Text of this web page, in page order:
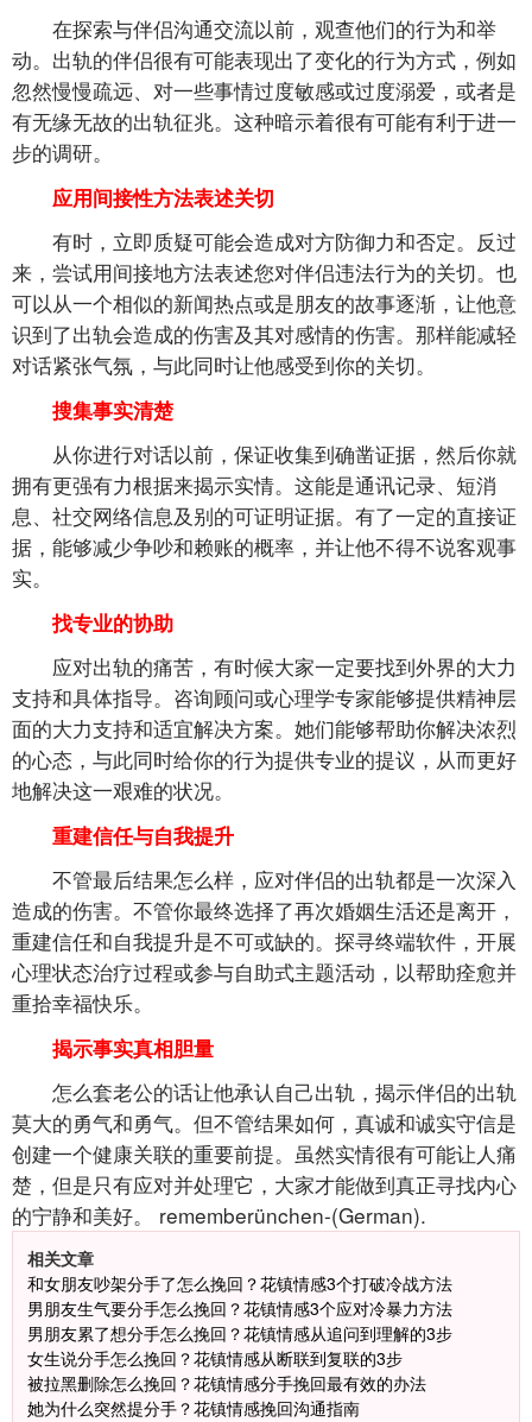
在探索与伴侣沟通交流以前，观查他们的行为和举
动。出轨的伴侣很有可能表现出了变化的行为方式，例如
忽然慢慢疏远、对一些事情过度敏感或过度溺爱，或者是
有无缘无故的出轨征兆。这种暗示着很有可能有利于进一
步的调研。
应用间接性方法表述关切
有时，立即质疑可能会造成对方防御力和否定。反过
来，尝试用间接地方法表述您对伴侣违法行为的关切。也
可以从一个相似的新闻热点或是朋友的故事逐渐，让他意
识到了出轨会造成的伤害及其对感情的伤害。那样能减轻
对话紧张气氛，与此同时让他感受到你的关切。
搜集事实清楚
从你进行对话以前，保证收集到确凿证据，然后你就
拥有更强有力根据来揭示实情。这能是通讯记录、短消
息、社交网络信息及别的可证明证据。有了一定的直接证
据，能够减少争吵和赖账的概率，并让他不得不说客观事
实。
找专业的协助
应对出轨的痛苦，有时候大家一定要找到外界的大力
支持和具体指导。咨询顾问或心理学专家能够提供精神层
面的大力支持和适宜解决方案。她们能够帮助你解决浓烈
的心态，与此同时给你的行为提供专业的提议，从而更好
地解决这一艰难的状况。
重建信任与自我提升
不管最后结果怎么样，应对伴侣的出轨都是一次深入
造成的伤害。不管你最终选择了再次婚姻生活还是离开，
重建信任和自我提升是不可或缺的。探寻终端软件，开展
心理状态治疗过程或参与自助式主题活动，以帮助痊愈并
重拾幸福快乐。
揭示事实真相胆量
怎么套老公的话让他承认自己出轨，揭示伴侣的出轨
莫大的勇气和勇气。但不管结果如何，真诚和诚实守信是
创建一个健康关联的重要前提。虽然实情很有可能让人痛
楚，但是只有应对并处理它，大家才能做到真正寻找内心
的宁静和美好。 rememberünchen-(German).
相关文章
和女朋友吵架分手了怎么挽回？花镇情感3个打破冷战方法
男朋友生气要分手怎么挽回？花镇情感3个应对冷暴力方法
男朋友累了想分手怎么挽回？花镇情感从追问到理解的3步
女生说分手怎么挽回？花镇情感从断联到复联的3步
被拉黑删除怎么挽回？花镇情感分手挽回最有效的办法
她为什么突然提分手？花镇情感挽回沟通指南